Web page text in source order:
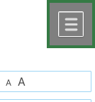
A A